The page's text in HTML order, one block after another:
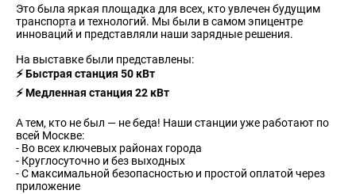
Это была яркая площадка для всех, кто увлечен будущим
транспорта и технологий. Мы были в самом эпицентре
инноваций и представляли наши зарядные решения.
На выставке были представлены:
⚡️ Быстрая станция 50 кВт
⚡️ Медленная станция 22 кВт
А тем, кто не был — не беда! Наши станции уже работают по
всей Москве:
- Во всех ключевых районах города
- Круглосуточно и без выходных
- С максимальной безопасностью и простой оплатой через
приложение